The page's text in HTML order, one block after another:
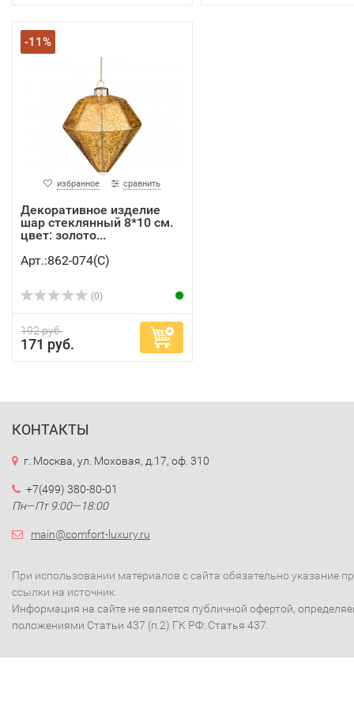
-11%
избранное сравнить
Декоративное изделие
шар стеклянный 8*10 см.
цвет: золото...
Арт.:862-074(C)
(0)
192 руб.
171 руб.
КОНТАКТЫ
г. Москва, ул. Моховая, д.17, оф. 310
+7(499) 380-80-01
Пн—Пт 9:00—18:00
main@comfort-luxury.ru
При использовании материалов с сайта обязательно указание
ссылки на источник.
Информация на сайте не является публичной офертой,
положениями Статьи 437 (п.2) ГК РФ: Статья 437.